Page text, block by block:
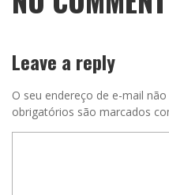
Leave a reply
O seu endereço de e-mail
obrigatórios são marcados